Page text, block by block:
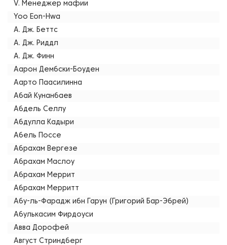
V. Менеджер мафии
Yoo Eon-Hwa
А. Дж. Беттс
А. Дж. Риддл
А. Дж. Финн
Аарон Дембски-Боуден
Аарто Паасилинна
Абай Кунанбаев
Абдель Селлу
Абдулла Кадыри
Абель Поссе
Абрахам Вергезе
Абрахам Маслоу
Абрахам Меррит
Абрахам Мерритт
Абу-ль-Фарадж ибн Гарун (Григорий Бар-Эбрей)
Абулькасим Фирдоуси
Авва Дорофей
Август Стриндберг